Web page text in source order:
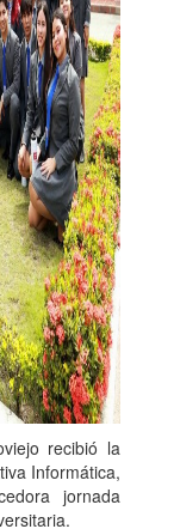
recibió la
Informática,
jornada